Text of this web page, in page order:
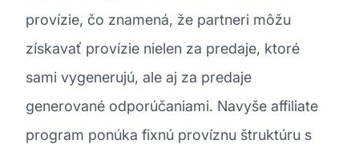
provízie, čo znamená, že partneri môžu
získavať provízie nielen za predaje, ktoré
sami vygenerujú, ale aj za predaje
generované odporúčaniami. Navyše affiliate
program ponúka fixnú províznu štruktúru s